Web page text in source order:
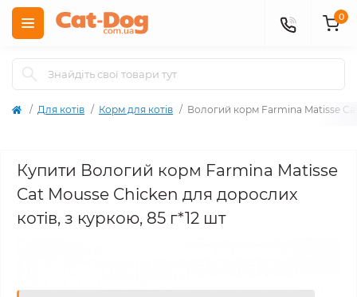
0
Для котів Корм для котів Вологий корм Farmina Matisse
Купити Вологий корм Farmina Matisse
Cat Mousse Chicken для дорослих
котів, з куркою, 85 г*12 шт